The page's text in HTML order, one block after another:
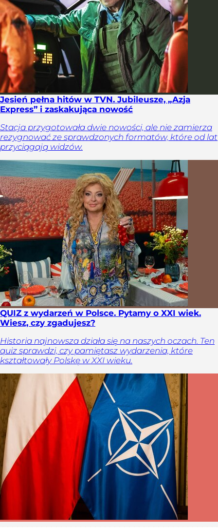
Jesień pełna hitów w TVN. Jubileusze, „Azja
Express” i zaskakująca nowość
Stacja przygotowała dwie nowości, ale nie zamierza
rezygnować ze sprawdzonych formatów, które od lat
przyciągają widzów.
QUIZ z wydarzeń w Polsce. Pytamy o XXI wiek.
Wiesz, czy zgadujesz?
Historia najnowsza działa się na naszych oczach. Ten
quiz sprawdzi, czy pamiętasz wydarzenia, które
kształtowały Polskę w XXI wieku.